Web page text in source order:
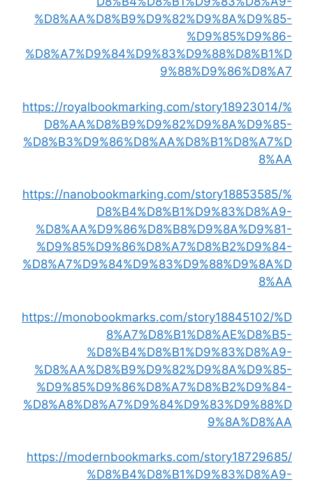
%D8%AA%D8%B9%D9%82%D9%8A%D9%85-
%D9%85%D9%86-
%D8%A7%D9%84%D9%83%D9%88%D8%B1%D
9%88%D9%86%D8%A7
https://royalbookmarking.com/story18923014/%
D8%AA%D8%B9%D9%82%D9%8A%D9%85-
%D8%B3%D9%86%D8%AA%D8%B1%D8%A7%D
8%AA
https://nanobookmarking.com/story18853585/%
D8%B4%D8%B1%D9%83%D8%A9-
%D8%AA%D9%86%D8%B8%D9%8A%D9%81-
%D9%85%D9%86%D8%A7%D8%B2%D9%84-
%D8%A7%D9%84%D9%83%D9%88%D9%8A%D
8%AA
https://monobookmarks.com/story18845102/%D
8%A7%D8%B1%D8%AE%D8%B5-
%D8%B4%D8%B1%D9%83%D8%A9-
%D8%AA%D8%B9%D9%82%D9%8A%D9%85-
%D9%85%D9%86%D8%A7%D8%B2%D9%84-
%D8%A8%D8%A7%D9%84%D9%83%D9%88%D
9%8A%D8%AA
https://modernbookmarks.com/story18729685/
%D8%B4%D8%B1%D9%83%D8%A9-